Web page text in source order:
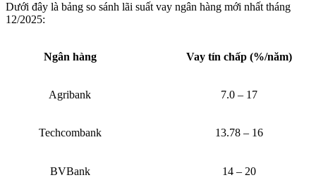
Dưới đây là bảng so sánh lãi suất vay ngân hàng mới nhất tháng
12/2025:
Ngân hàng Vay tín chấp (%/năm)
Agribank 7.0 – 17
Techcombank 13.78 – 16
BVBank 14 – 20